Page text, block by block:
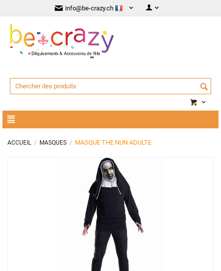
info@be-crazy.ch
ACCUEIL / MASQUES / MASQUE THE NUN ADULTE